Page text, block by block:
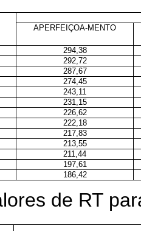
APERFEIÇOA-MENTO
294,38
292,72
287,67
274,45
243,11
231,15
226,62
222,18
217,83
213,55
211,44
197,61
186,42
de RT